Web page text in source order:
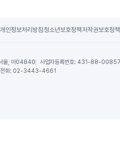
개인정보처리방침 청소년보호정책저작권보호정책
울, 아04840 사업자등록번호: 431-88-00857
화: 02-3443-4661